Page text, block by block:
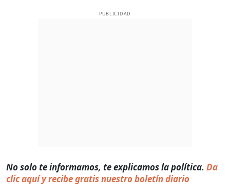
PUBLICIDAD
No solo te informamos, te explicamos la política. Da
clic aquí y recibe gratis nuestro boletín diario